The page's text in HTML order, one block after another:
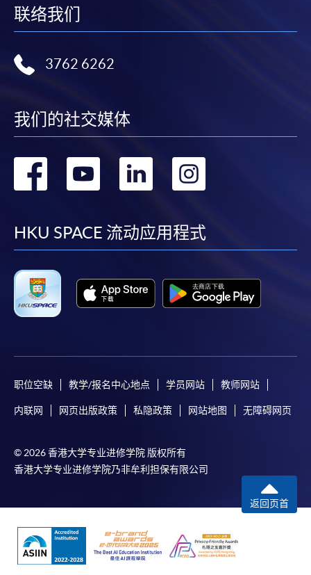
联络我们
3762 6262
我们的社交媒体
转
facebook
转
youtube
转
linkedin
转
HKU SPACE 流动应用程式
职位空缺 教学/报名中心地点 学员网站 教师网站
内联网 网页出版政策 私隐政策 网站地图 无障碍网页
© 2026 香港大学专业进修学院 版权所有
香港大学专业进修学院乃非牟利担保有限公司
返回页首